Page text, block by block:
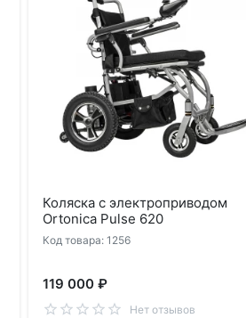
Коляска с электроприводом
Ortonica Pulse 620
Код товара: 1256
119 000 ₽
Нет отзывов